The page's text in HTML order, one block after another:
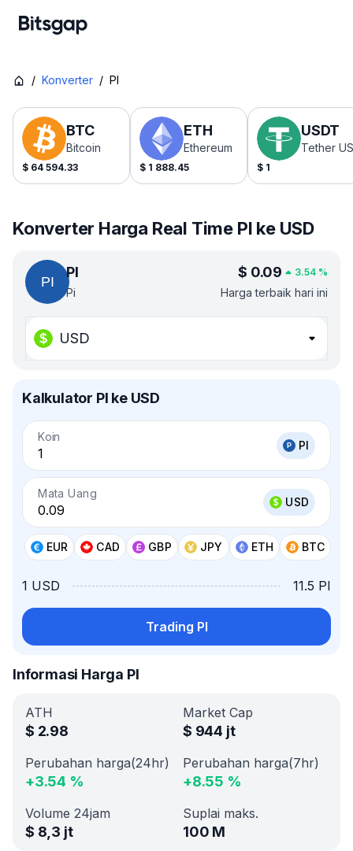
/ Konverter / PI
BTC
Bitcoin
$ 64 594.33
ETH
Ethereum
$ 1 888.45
USDT
Tether
$ 1
Konverter Harga Real Time PI ke USD
PI
Pi
$ 0.09 3.54 %
Harga terbaik hari ini
USD
Kalkulator PI ke USD
Koin
PI
Mata Uang
USD
EUR CAD GBP JPY ETH BTC
1 USD 11.5 PI
Trading PI
Informasi Harga PI
ATH
$ 2.98
Market Cap
$ 944 jt
Perubahan harga(24hr)
+3.54 %
Perubahan harga(7hr)
+8.55 %
Volume 24jam
$ 8,3 jt
Suplai maks.
100 M